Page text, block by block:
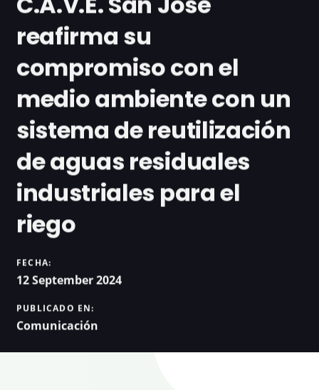
reafirma su
compromiso con el
medio ambiente con un
sistema de reutilización
de aguas residuales
industriales para el
riego
FECHA:
12 September 2024
PUBLICADO EN:
Comunicación